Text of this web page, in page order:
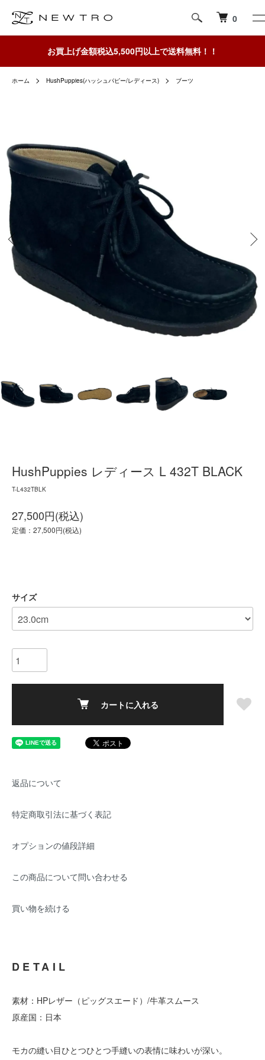
0
お買上げ金額税込5,500円以上で送料無料！！
ホーム HushPuppies(ハッシュパピー/レディース) ブーツ
HushPuppies レディース L 432T BLACK
T-L432TBLK
27,500円(税込)
定価：27,500円(税込)
サイズ
カートに入れる
返品について
特定商取引法に基づく表記
オプションの値段詳細
この商品について問い合わせる
買い物を続ける
DETAIL
素材：HPレザー（ピッグスエード）/牛革スムース
原産国：日本
モカの縫い目ひとつひとつ手縫いの表情に味わいが深い。